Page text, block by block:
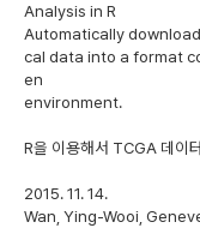
Analysis in R
Automatically
cal data into a format
en
environment.
R을 이용해서 TCGA 데이
2015. 11. 14.
Wan, Ying-Wooi,